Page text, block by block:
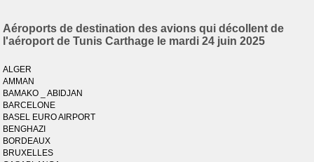
Aéroports de destination des avions qui décollent de
l'aéroport de Tunis Carthage le mardi 24 juin 2025
ALGER
AMMAN
BAMAKO _ ABIDJAN
BARCELONE
BASEL EURO AIRPORT
BENGHAZI
BORDEAUX
BRUXELLES